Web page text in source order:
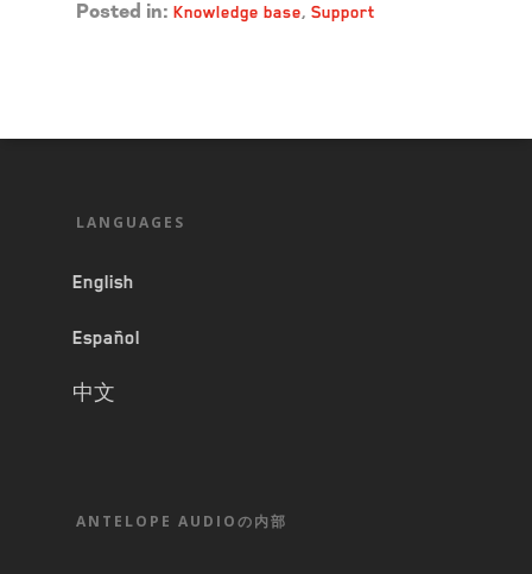
Posted in: Knowledge base, Support
LANGUAGES
English
Español
中文
ANTELOPE AUDIOの内部